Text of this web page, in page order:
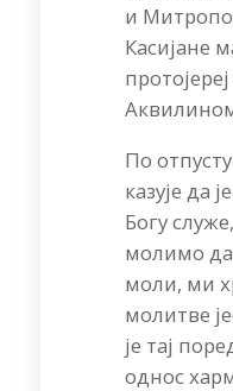
и
Касијане
По
казује да
Богу
молимо да
моли, ми
молитве
је тај
однос